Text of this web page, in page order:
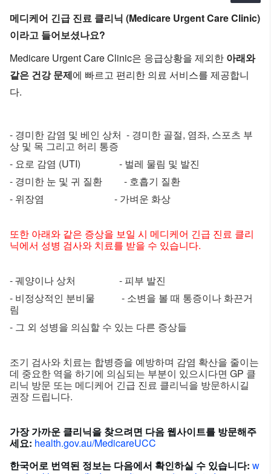
메디케어 긴급 진료 클리닉 (Medicare Urgent Care Clinic)
이라고 들어보셨나요?
Medicare Urgent Care Clinic은 응급상황을 제외한 아래와
같은 건강 문제에 빠르고 편리한 의료 서비스를 제공합니
다.
- 경미한 감염 및 베인 상처 - 경미한 골절, 염좌, 스포츠 부
상 및 목 그리고 허리 통증
- 요로 감염 (UTI) - 벌레 물림 및 발진
- 경미한 눈 및 귀 질환 - 호흡기 질환
- 위장염 - 가벼운 화상
또한 아래와 같은 증상을 보일 시 메디케어 긴급 진료 클리
닉에서 성병 검사와 치료를 받을 수 있습니다.
- 궤양이나 상처 - 피부 발진
- 비정상적인 분비물 - 소변을 볼 때 통증이나 화끈거
림
- 그 외 성병을 의심할 수 있는 다른 증상들
조기 검사와 치료는 합병증을 예방하며 감염 확산을 줄이는
데 중요한 역을 하기에 의심되는 부분이 있으시다면 GP 클
리닉 방문 또는 메디케어 긴급 진료 클리닉을 방문하시길
권장 드립니다.
가장 가까운 클리닉을 찾으려면 다음 웹사이트를 방문해주
세요: health.gov.au/MedicareUCC
한국어로 번역된 정보는 다음에서 확인하실 수 있습니다: w